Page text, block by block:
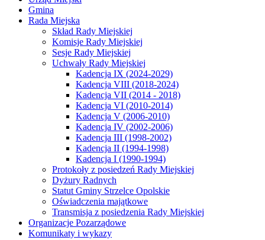
Gmina
Rada Miejska
Skład Rady Miejskiej
Komisje Rady Miejskiej
Sesje Rady Miejskiej
Uchwały Rady Miejskiej
Kadencja IX (2024-2029)
Kadencja VIII (2018-2024)
Kadencja VII (2014 - 2018)
Kadencja VI (2010-2014)
Kadencja V (2006-2010)
Kadencja IV (2002-2006)
Kadencja III (1998-2002)
Kadencja II (1994-1998)
Kadencja I (1990-1994)
Protokoły z posiedzeń Rady Miejskiej
Dyżury Radnych
Statut Gminy Strzelce Opolskie
Oświadczenia majątkowe
Transmisja z posiedzenia Rady Miejskiej
Organizacje Pozarządowe
Komunikaty i wykazy